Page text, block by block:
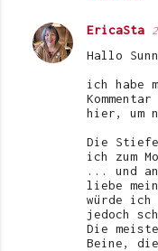
EricaSta
Hallo
ich habe
hier, um
Die
ich zum
... und
liebe
würde
jedoch
Die
Beine,